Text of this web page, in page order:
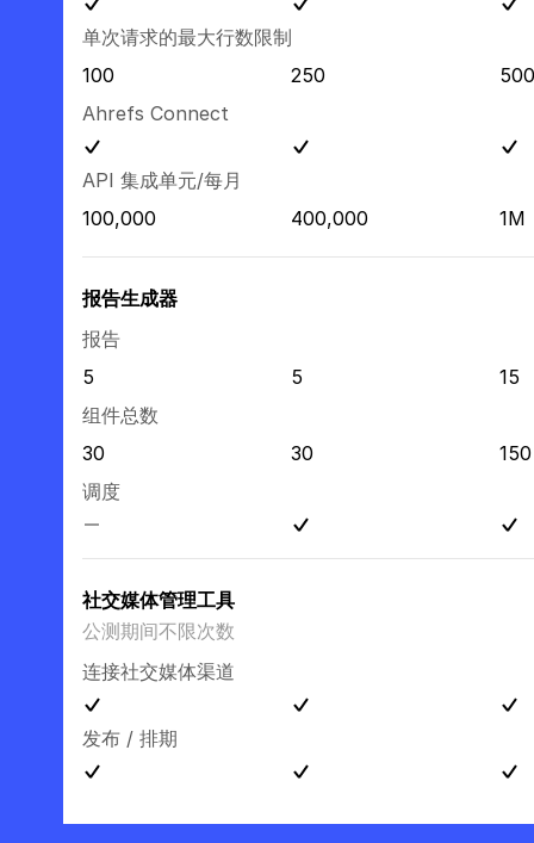
单次请求的最大行数限制
100
250
500
Ahrefs Connect
API 集成单元/每月
100,000
400,000 1M
报告生成器
报告
5
5
15
组件总数
30
30
150
调度
社交媒体管理工具
公测期间不限次数
连接社交媒体渠道
发布 / 排期